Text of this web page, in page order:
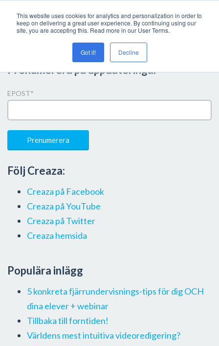
This website uses cookies for analytics and personalization in order to
keep on delivering a great user experience. By continuing using our
site, you are accepting this. Read more in our User Terms.
Got it! Decline
Prenumerera på uppdateringar
EPOST*
Följ Creaza:
Creaza på Facebook
Creaza på YouTube
Creaza på Twitter
Creaza hemsida
Populära inlägg
5 konkreta fjärrundervisnings-tips för dig OCH
dina elever + webinar
Tillbaka till forntiden!
Världens mest intuitiva videoredigering?